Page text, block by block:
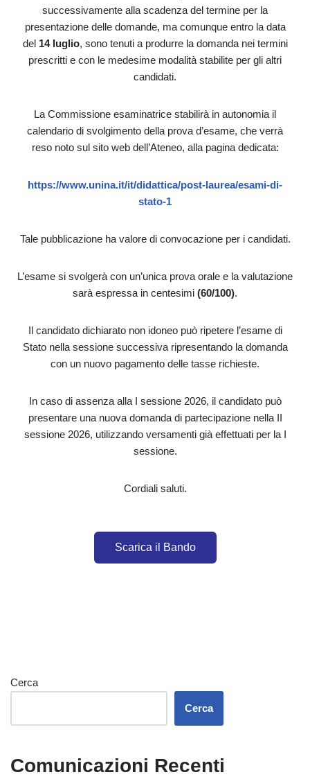
successivamente alla scadenza del termine per la
presentazione delle domande, ma comunque entro la data
del 14 luglio, sono tenuti a produrre la domanda nei termini
prescritti e con le medesime modalità stabilite per gli altri
candidati.
La Commissione esaminatrice stabilirà in autonomia il
calendario di svolgimento della prova d’esame, che verrà
reso noto sul sito web dell’Ateneo, alla pagina dedicata:
https://www.unina.it/it/didattica/post-laurea/esami-di-
stato-1
Tale pubblicazione ha valore di convocazione per i candidati.
L’esame si svolgerà con un’unica prova orale e la valutazione
sarà espressa in centesimi (60/100).
Il candidato dichiarato non idoneo può ripetere l’esame di
Stato nella sessione successiva ripresentando la domanda
con un nuovo pagamento delle tasse richieste.
In caso di assenza alla I sessione 2026, il candidato può
presentare una nuova domanda di partecipazione nella II
sessione 2026, utilizzando versamenti già effettuati per la I
sessione.
Cordiali saluti.
Scarica il Bando
Cerca
Cerca
Comunicazioni Recenti